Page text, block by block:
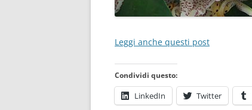
Leggi anche questi post
Condividi questo:
LinkedIn Twitter